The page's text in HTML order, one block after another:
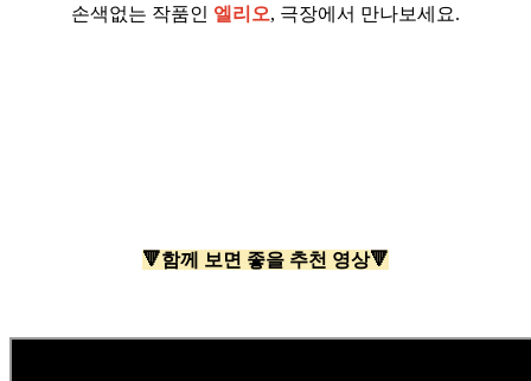
손색없는 작품인 엘리오, 극장에서 만나보세요.
🔻함께 보면 좋을 추천 영상🔻